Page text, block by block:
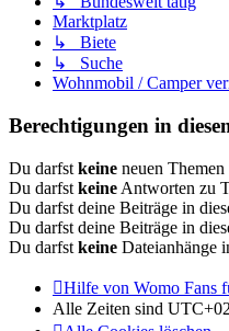
Marktplatz
↳ Biete
↳ Suche
Wohnmobil / Camper
Berechtigungen in
Du darfst keine neuen
Du darfst keine Antworten zu
Du darfst deine Beiträge in
Du darfst deine Beiträge in
Du darfst keine Dateianhänge
Hilfe von Womo Fans
Alle Zeiten sind